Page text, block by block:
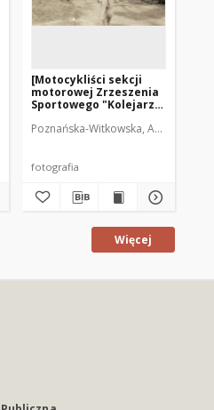
Fot.
[Motocykliści sekcji
motorowej Zrzeszenia
Sportowego "Kolejarz"
Poznańska-Witkowska, Anna. Fot.
fotografia
Więcej